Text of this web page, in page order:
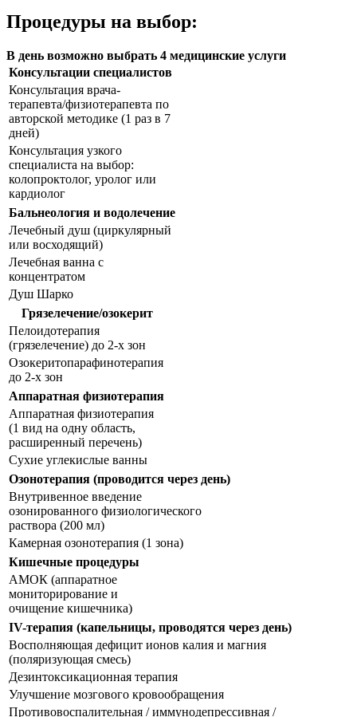
Процедуры на выбор:
В день возможно выбрать 4 медицинские услуги
Консультации специалистов
Консультация врача-
терапевта/физиотерапевта по
авторской методике (1 раз в 7
дней)
Консультация узкого
специалиста на выбор:
колопроктолог, уролог или
кардиолог
Бальнеология и водолечение
Лечебный душ (циркулярный
или восходящий)
Лечебная ванна с
концентратом
Душ Шарко
Грязелечение/озокерит
Пелоидотерапия
(грязелечение) до 2-х зон
Озокеритопарафинотерапия
до 2-х зон
Аппаратная физиотерапия
Аппаратная физиотерапия
(1 вид на одну область,
расширенный перечень)
Сухие углекислые ванны
Озонотерапия (проводится через день)
Внутривенное введение
озонированного физиологического
раствора (200 мл)
Камерная озонотерапия (1 зона)
Кишечные процедуры
АМОК (аппаратное
мониторирование и
очищение кишечника)
IV-терапия (капельницы, проводятся через день)
Восполняющая дефицит ионов калия и магния
(поляризующая смесь)
Дезинтоксикационная терапия
Улучшение мозгового кровообращения
Противовоспалительная / иммунодепрессивная /